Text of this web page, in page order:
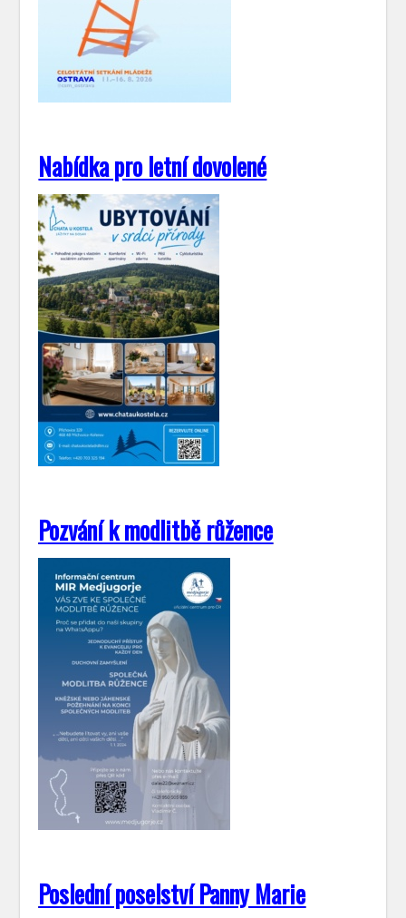
Nabídka pro letní dovolené
Pozvání k modlitbě růžence
Poslední poselství Panny Marie